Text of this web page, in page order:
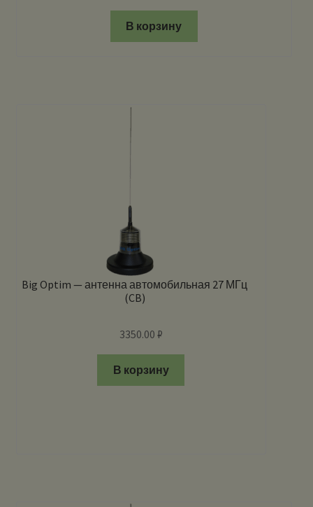
В корзину
Big Optim — антенна автомобильная 27 МГц
(CB)
3350.00 ₽
В корзину